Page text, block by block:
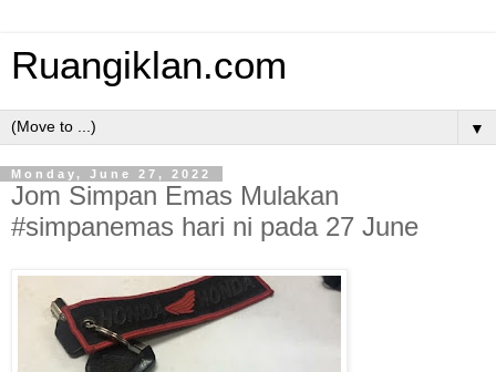
Ruangiklan.com
▼
Monday, June 27, 2022
Jom Simpan Emas Mulakan
#simpanemas hari ni pada 27 June